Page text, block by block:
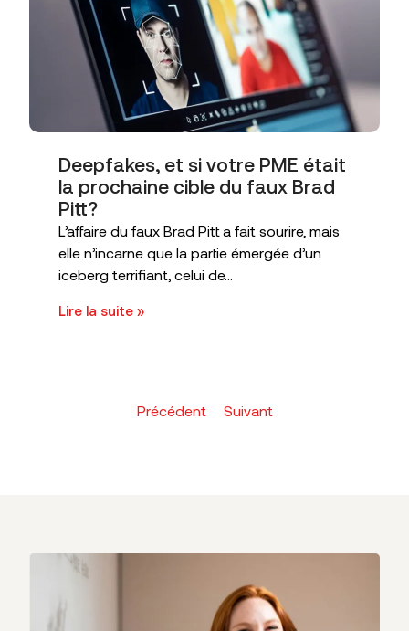
Deepfakes, et si votre PME était
la prochaine cible du faux Brad
Pitt?
L’affaire du faux Brad Pitt a fait sourire, mais
elle n’incarne que la partie émergée d’un
iceberg terrifiant, celui de...
Lire la suite »
Précédent Suivant